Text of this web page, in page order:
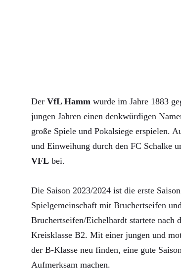
Der VfL Hamm wurde im Jahre 1883
jungen Jahren einen denkwürdigen
große Spiele und Pokalsiege erspielen.
und Einweihung durch den FC Schalke
VFL bei.
Die Saison 2023/2024 ist die erste
Spielgemeinschaft mit Bruchertseifen
Bruchertseifen/Eichelhardt startete nach
Kreisklasse B2. Mit einer jungen und
der B-Klasse neu finden, eine gute
Aufmerksam machen.